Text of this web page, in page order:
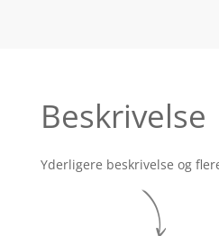
Beskrivelse
Yderligere beskrivelse og